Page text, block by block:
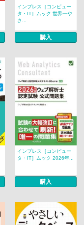
インプレス［コンピュー
タ・IT］ムック 世界一や
さ...
購入
インプレス［コンピュー
タ・IT］ムック 2026年...
購入